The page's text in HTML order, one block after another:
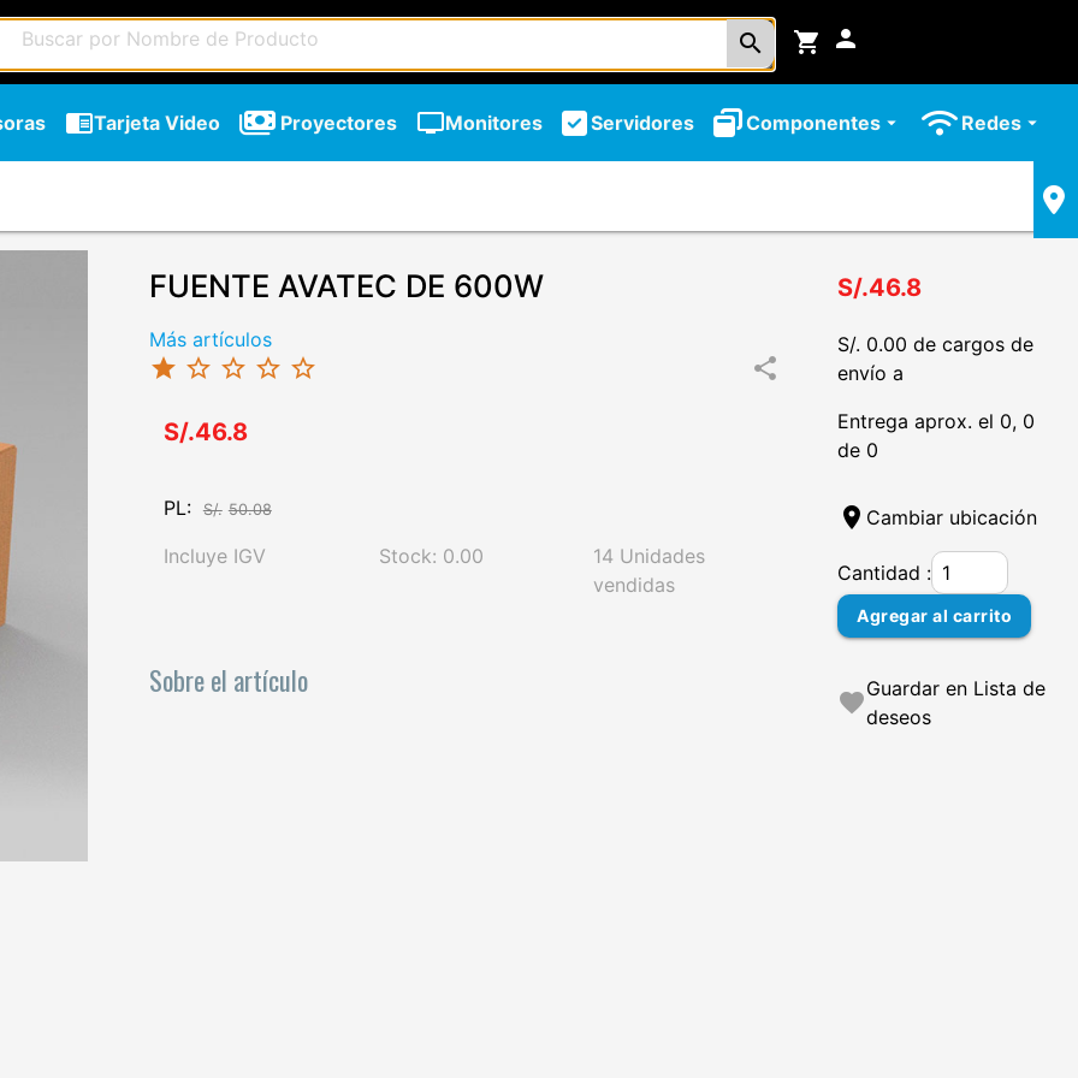
search shopping_cart person
chrome_reader_modeTarjeta Video Proyectores tvMonitores Servidores Componentesarrow_drop_down Redes arrow_drop_down
FUENTE AVATEC DE 600W
Más artículos
star star_border star_border star_border star_border share
S/.46.8
PL: S/. 50.08
Incluye IGV Stock: 0.00
14 Unidades
vendidas
Sobre el artículo
S/.46.8
S/. 0.00 de cargos de
envío a
Entrega aprox. el 0, 0
de 0
location_on Cambiar ubicación
Cantidad :
Agregar al carrito
favoriteGuardar en Lista de
deseos